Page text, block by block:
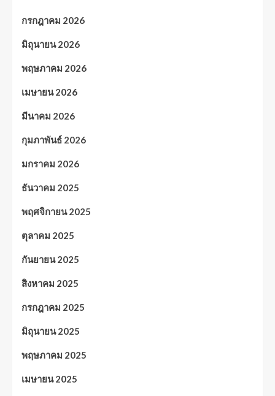
กรกฎาคม 2026
มิถุนายน 2026
พฤษภาคม 2026
เมษายน 2026
มีนาคม 2026
กุมภาพันธ์ 2026
มกราคม 2026
ธันวาคม 2025
พฤศจิกายน 2025
ตุลาคม 2025
กันยายน 2025
สิงหาคม 2025
กรกฎาคม 2025
มิถุนายน 2025
พฤษภาคม 2025
เมษายน 2025